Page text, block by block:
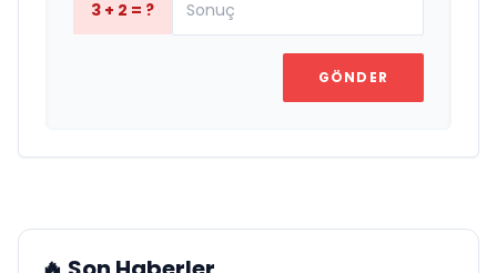
3 + 2 = ?
GÖNDER